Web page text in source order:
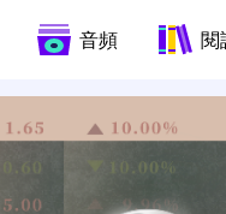
音頻 閱